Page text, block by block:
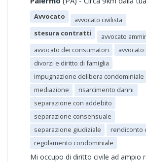
Avvocato
avvocato civilista
stesura contratti
avvocato
avvocato dei consumatori
divorzi e diritto di famiglia
impugnazione delibera condominiale
mediazione
risarcimento danni
separazione con addebito
separazione consensuale
separazione giudiziale
rendiconto
regolamento condominiale
Mi occupo di diritto civile ad ampio